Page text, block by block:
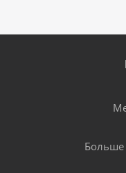
Больше